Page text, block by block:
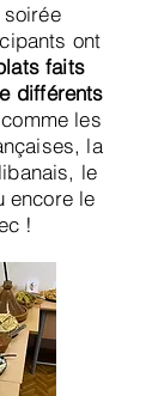
ont
faits
différents
comme les
la
le
encore le
!